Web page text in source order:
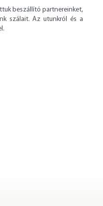
beszállító partnereinket,
szálait. Az utunkról és a